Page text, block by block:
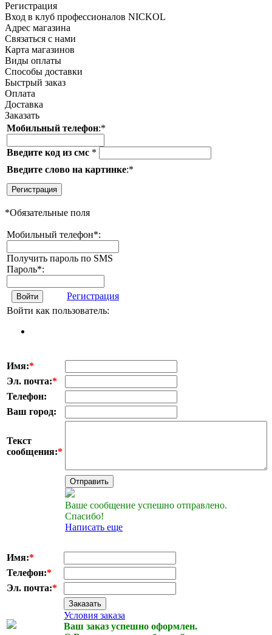
Регистрация
Вход в клуб профессионалов NICKOL
Адрес магазина
Связаться с нами
Карта магазинов
Виды оплаты
Способы доставки
Быстрый заказ
Оплата
Доставка
Заказать
Мобильный телефон:*
Введите код из смс *
Введите слово на картинке:*
Регистрация
*Обязательные поля
Мобильный телефон*:
Получить пароль по SMS
Пароль*:
Войти
Регистрация
Войти как пользователь:
Имя:*
Эл. почта:*
Телефон:
Ваш город:
Текст
сообщения:*
Отправить
Ваше сообщение успешно отправлено.
Спасибо!
Написать еще
Имя:*
Телефон:*
Эл. почта:*
Заказать
Условия заказа
Ваш заказ успешно оформлен.